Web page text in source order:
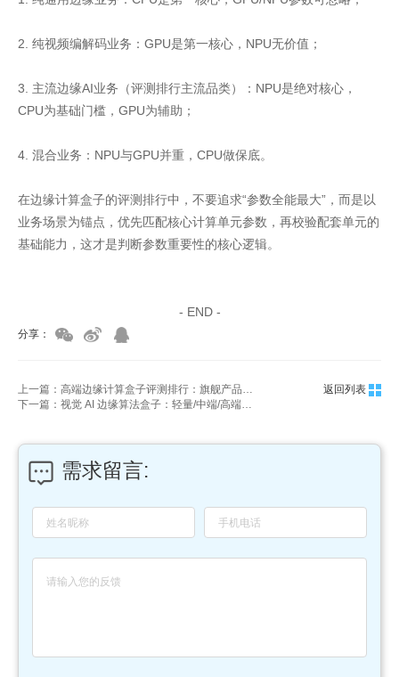
2. 纯视频编解码业务：GPU是第一核心，NPU无价值；
3. 主流边缘AI业务（评测排行主流品类）：NPU是绝对核心，
CPU为基础门槛，GPU为辅助；
4. 混合业务：NPU与GPU并重，CPU做保底。
在边缘计算盒子的评测排行中，不要追求“参数全能最大”，而是以
业务场景为锚点，优先匹配核心计算单元参数，再校验配套单元的
基础能力，这才是判断参数重要性的核心逻辑。
- END -
分享：
上一篇：高端边缘计算盒子评测排行：旗舰产品对比谁更优？
返回列表
下一篇：视觉 AI 边缘算法盒子：轻量/中端/高端划分标准与价格区间（2026年）
需求留言: